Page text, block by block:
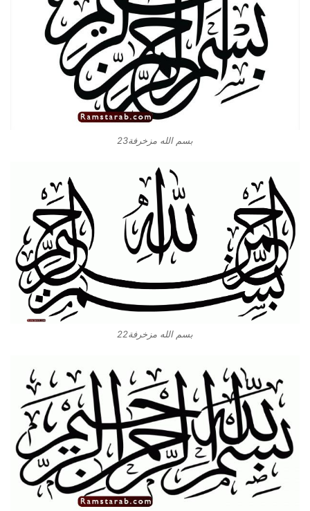
بسم الله مزخرفة23
بسم الله مزخرفة22